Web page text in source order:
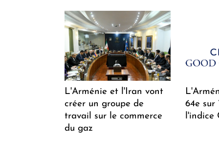
L'Arménie et l'Iran vont
créer un groupe de
travail sur le commerce
du gaz
64e sur
l'indice